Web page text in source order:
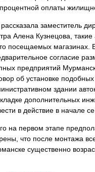
оплаты
рассказала заместитель
Алена Кузнецова,
посещаемых магазинах.
согласие
предприятий
об установке
здании
дополнительных
в действие в начале
на первом этапе
что после монтажа
существенно